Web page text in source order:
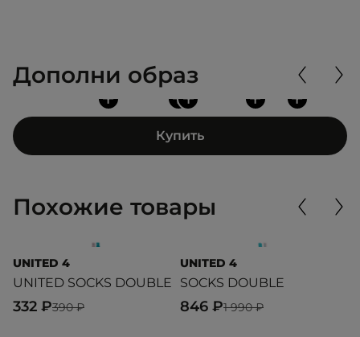
Дополни образ
+
+
+ + +
Купить
Похожие товары
UNITED 4
UNITED SOCKS DOUBLE
390 ₽
332 ₽
UNITED 4
SOCKS DOUBLE
1 990 ₽
846 ₽